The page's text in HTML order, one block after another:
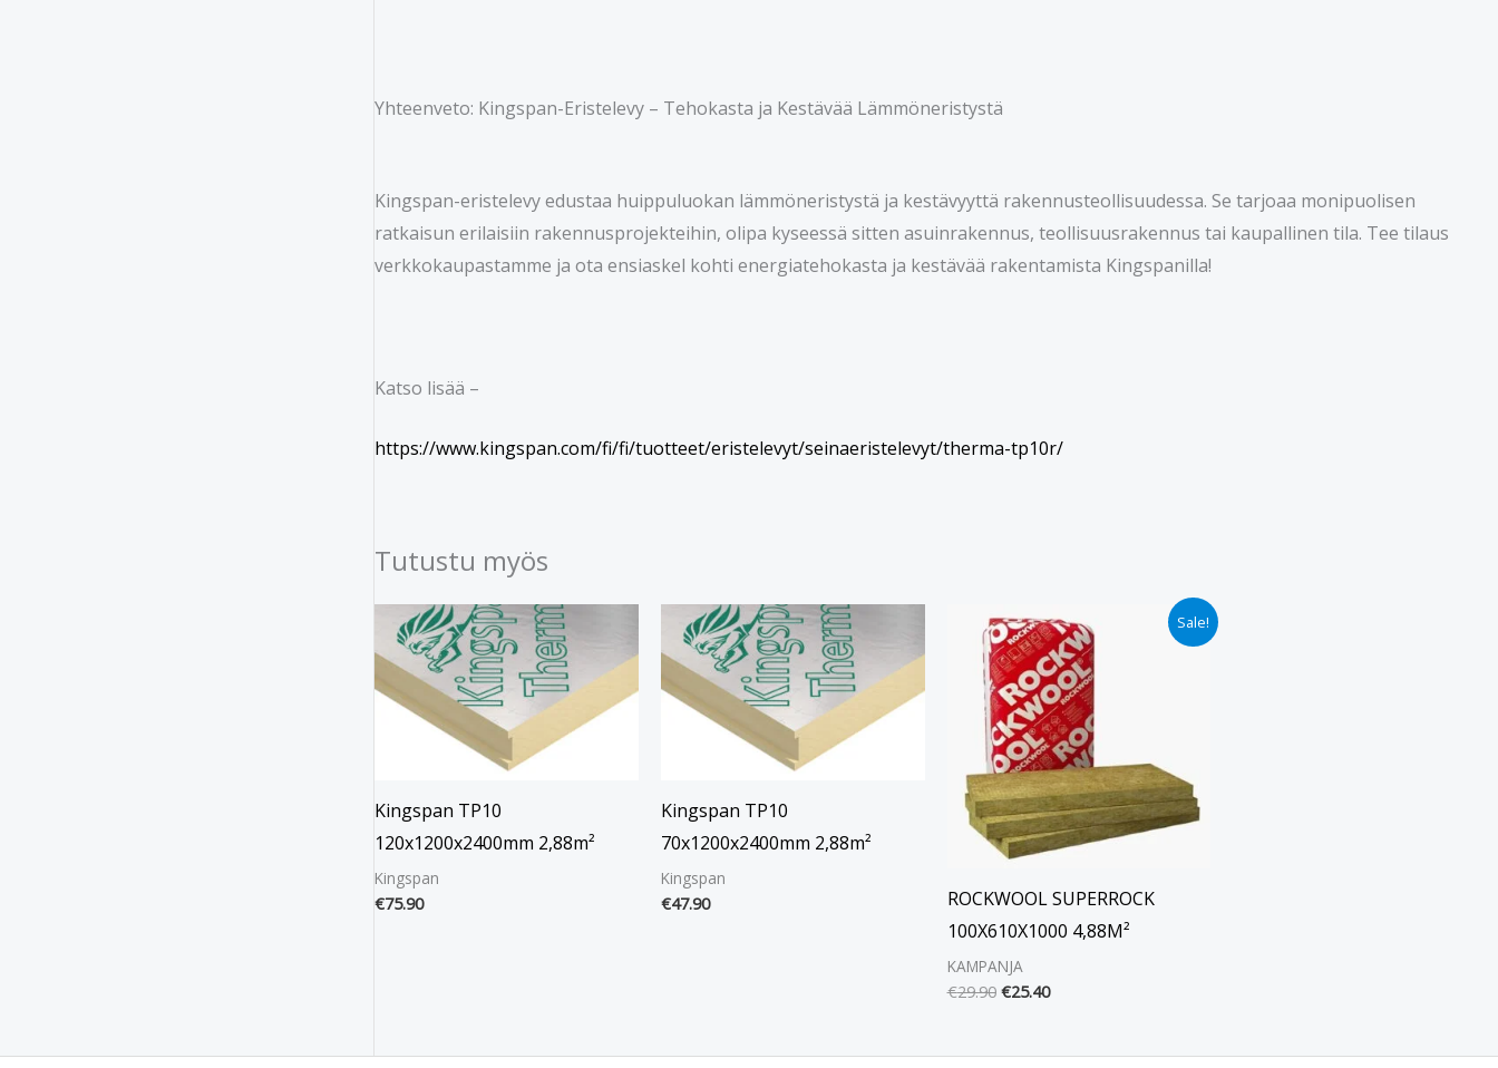
Yhteenveto: Kingspan-Eristelevy – Tehokasta ja Kestävää Lämmöneristystä
Kingspan-eristelevy edustaa huippuluokan lämmöneristystä ja kestävyyttä rakennusteollisuudessa. Se tarjoaa monipuolisen
ratkaisun erilaisiin rakennusprojekteihin, olipa kyseessä sitten asuinrakennus, teollisuusrakennus tai kaupallinen tila. Tee tilaus
verkkokaupastamme ja ota ensiaskel kohti energiatehokasta ja kestävää rakentamista Kingspanilla!
Katso lisää –
https://www.kingspan.com/fi/fi/tuotteet/eristelevyt/seinaeristelevyt/therma-tp10r/
Tutustu myös
Kingspan TP10
120x1200x2400mm 2,88m²
Kingspan
€75.90
Kingspan TP10
70x1200x2400mm 2,88m²
Kingspan
€47.90
Sale!
ROCKWOOL SUPERROCK
100X610X1000 4,88M²
KAMPANJA
€29.90
Alkuperäinen
hinta
oli:
€29.90.
€25.40
hinta
on:
€25.40.